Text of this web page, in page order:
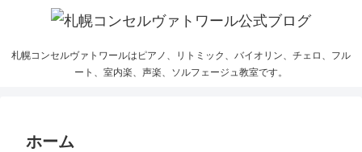
札幌コンセルヴァトワールはピアノ、リトミック、バイオリン、チェロ、フル
ート、室内楽、声楽、ソルフェージュ教室です。
ホーム